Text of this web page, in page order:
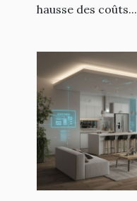
hausse des coûts...